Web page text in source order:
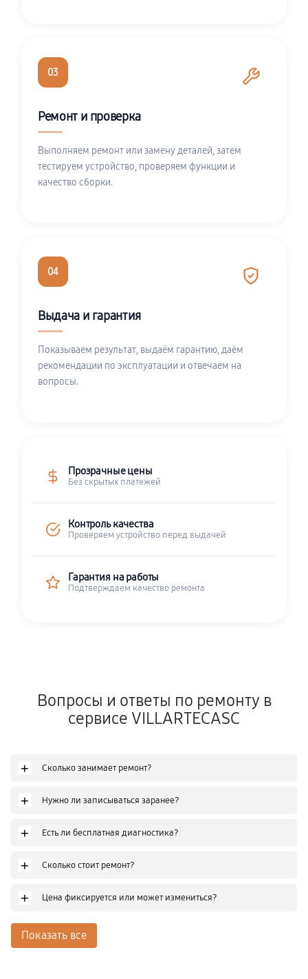
03
Ремонт и проверка
Выполняем ремонт или замену деталей, затем
тестируем устройство, проверяем функции и
качество сборки.
04
Выдача и гарантия
Показываем результат, выдаём гарантию, даём
рекомендации по эксплуатации и отвечаем на
вопросы.
Прозрачные цены
Без скрытых платежей
Контроль качества
Проверяем устройство перед выдачей
Гарантия на работы
Подтверждаем качество ремонта
Вопросы и ответы по ремонту в
сервисе VILLARTECASC
+ Сколько занимает ремонт?
+ Нужно ли записываться заранее?
+ Есть ли бесплатная диагностика?
+ Сколько стоит ремонт?
+ Цена фиксируется или может измениться?
Показать все